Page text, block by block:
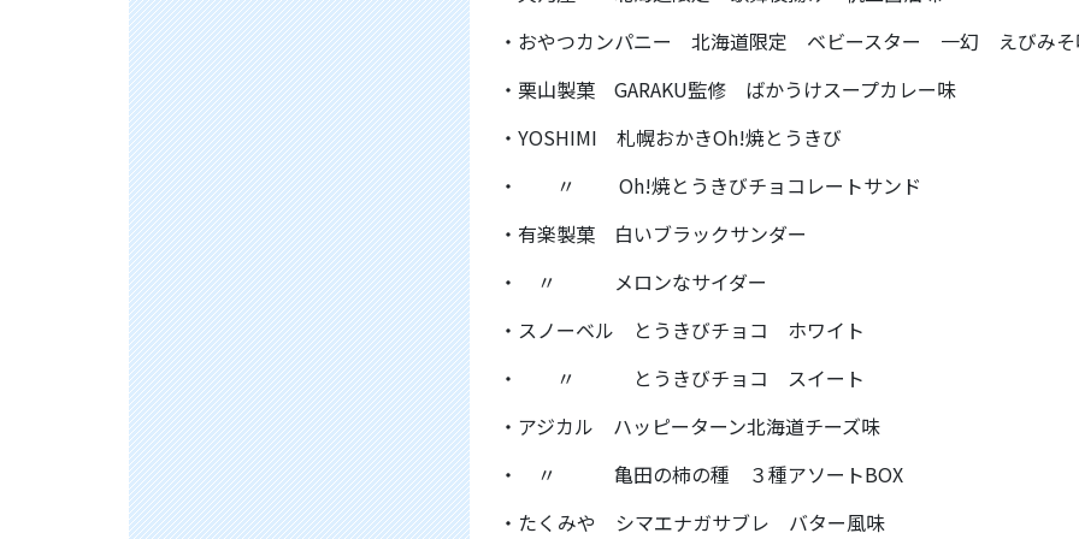
・おやつカンパニー 北海道限定 ベビースター 一幻 えびみそ
・栗山製菓 GARAKU監修 ばかうけスープカレー味
・YOSHIMI 札幌おかきOh!焼とうきび
・ 〃 Oh!焼とうきびチョコレートサンド
・有楽製菓 白いブラックサンダー
・ 〃 メロンなサイダー
・スノーベル とうきびチョコ ホワイト
・ 〃 とうきびチョコ スイート
・アジカル ハッピーターン北海道チーズ味
・ 〃 亀田の柿の種 ３種アソートBOX
・たくみや シマエナガサブレ バター風味